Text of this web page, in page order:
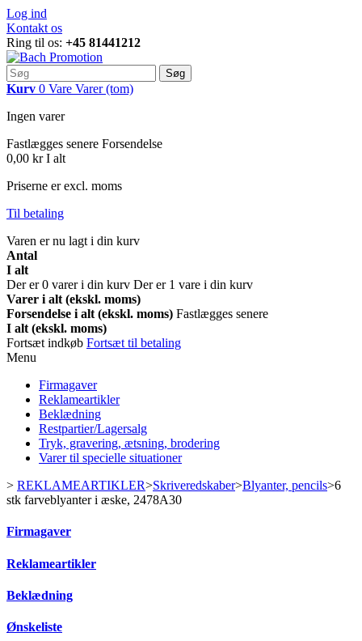
Log ind
Kontakt os
Ring til os: +45 81441212
Søg
Kurv 0 Vare Varer (tom)
Ingen varer
Fastlægges senere Forsendelse
0,00 kr I alt
Priserne er excl. moms
Til betaling
Varen er nu lagt i din kurv
Antal
I alt
Der er0 varer i din kurv Der er 1 vare i din kurv
Varer i alt (ekskl. moms)
Forsendelse i alt (ekskl. moms) Fastlægges senere
I alt (ekskl. moms)
Fortsæt indkøb Fortsæt til betaling
Menu
Firmagaver
Reklameartikler
Beklædning
Restpartier/Lagersalg
Tryk, gravering, ætsning, brodering
Varer til specielle situationer
> REKLAMEARTIKLER>Skriveredskaber>Blyanter, pencils>6
stk farveblyanter i æske, 2478A30
Firmagaver
Reklameartikler
Beklædning
Ønskeliste